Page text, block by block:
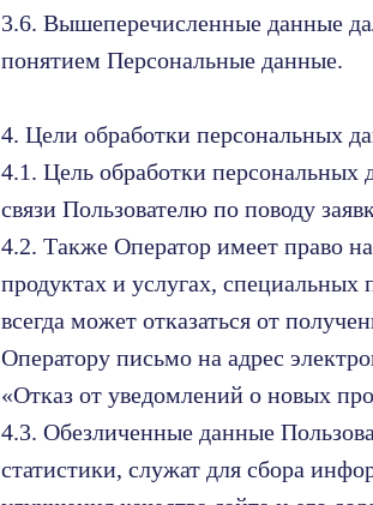
3.6. Вышеперечисленные данные
понятием Персональные данные.
4. Цели обработки персональных
4.1. Цель обработки персональных
связи Пользователю по поводу
4.2. Также Оператор имеет право
продуктах и услугах,
всегда может отказаться от
Оператору письмо на адрес
«Отказ от уведомлений о новых
4.3. Обезличенные данные
статистики, служат для сбора